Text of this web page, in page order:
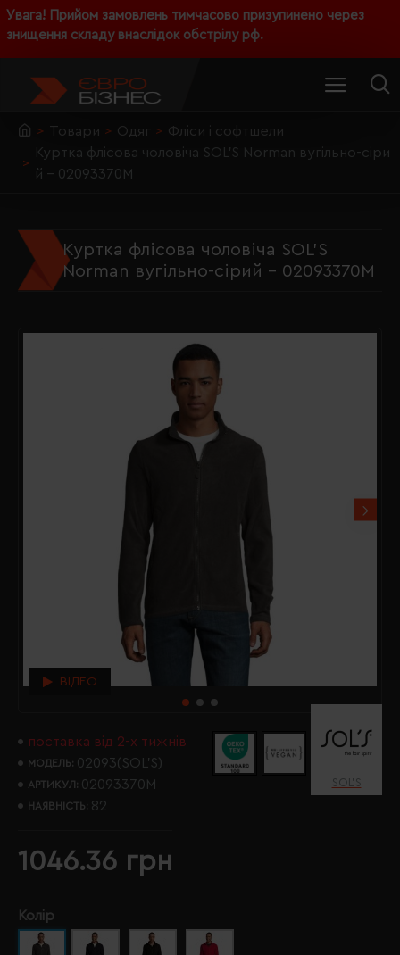
Увага! Прийом замовлень тимчасово призупинено через
знищення складу внаслідок обстрілу рф.
Товари Одяг
Фліси і софтшели
Куртка флісова чоловіча SOL'S Norman вугільно-сіри
й - 02093370M
Куртка флісова чоловіча SOL'S
Norman вугільно-сірий - 02093370M
ВІДЕО
поставка від 2-х тижнів
МОДЕЛЬ: 02093(SOL’S)
АРТИКУЛ: 02093370M
НАЯВНІСТЬ: 82
SOL’S
1046.36 грн
Колір